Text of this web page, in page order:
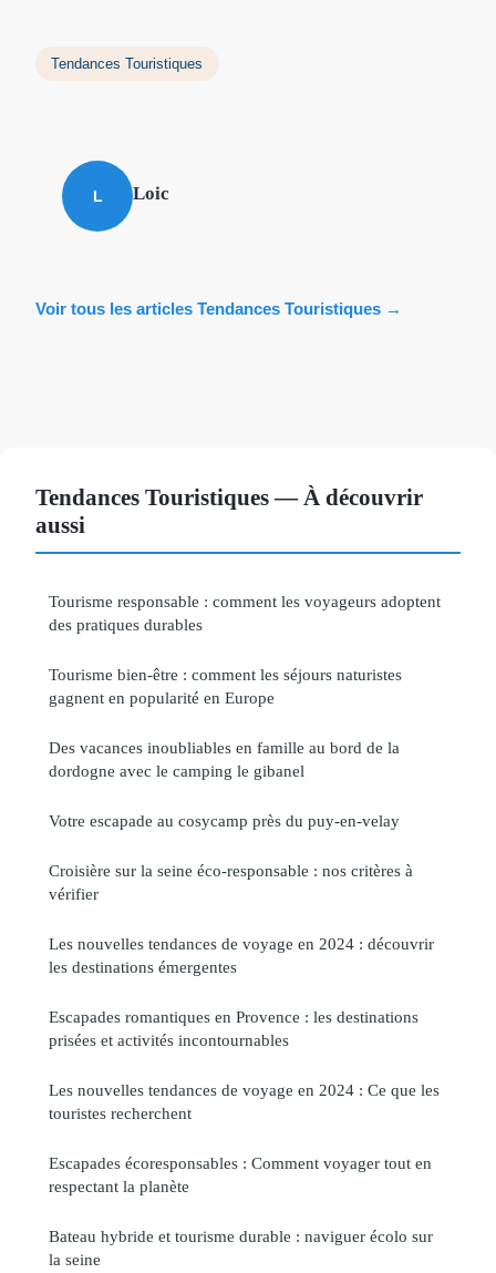
Tendances Touristiques
L Loic
Voir tous les articles Tendances Touristiques →
Tendances Touristiques — À découvrir
aussi
Tourisme responsable : comment les voyageurs adoptent
des pratiques durables
Tourisme bien-être : comment les séjours naturistes
gagnent en popularité en Europe
Des vacances inoubliables en famille au bord de la
dordogne avec le camping le gibanel
Votre escapade au cosycamp près du puy-en-velay
Croisière sur la seine éco-responsable : nos critères à
vérifier
Les nouvelles tendances de voyage en 2024 : découvrir
les destinations émergentes
Escapades romantiques en Provence : les destinations
prisées et activités incontournables
Les nouvelles tendances de voyage en 2024 : Ce que les
touristes recherchent
Escapades écoresponsables : Comment voyager tout en
respectant la planète
Bateau hybride et tourisme durable : naviguer écolo sur
la seine